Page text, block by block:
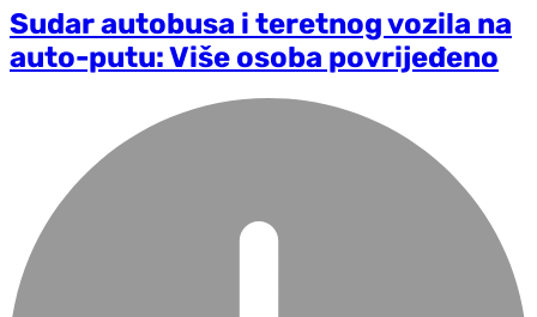
Sudar autobusa i teretnog vozila na
auto-putu: Više osoba povrijeđeno